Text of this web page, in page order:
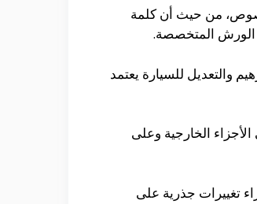
من حيث أن كلمة
الورش المتخصصة.
والتعديل للسيارة يعتمد
الخارجية وعلى
تغييرات جذرية على